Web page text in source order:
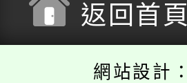
返回首頁
網站設計